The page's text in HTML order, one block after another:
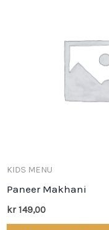
KIDS MENU
Paneer Makhani
kr149,00